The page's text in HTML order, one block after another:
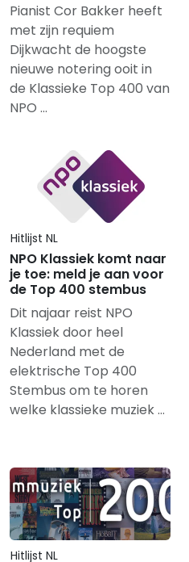
Pianist Cor Bakker heeft
met zijn requiem
Dijkwacht de hoogste
nieuwe notering ooit in
de Klassieke Top 400 van
NPO …
Hitlijst NL
NPO Klassiek komt naar
je toe: meld je aan voor
de Top 400 stembus
Dit najaar reist NPO
Klassiek door heel
Nederland met de
elektrische Top 400
Stembus om te horen
welke klassieke muziek …
Hitlijst NL